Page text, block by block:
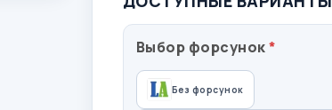
Выбор форсунок
Без форсунок